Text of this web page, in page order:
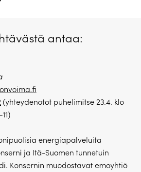
antaa:
(yhteydenotot puhelimitse 23.4. klo
energiapalveluita
ja Itä-Suomen tunnetuin
Konsernin muodostavat emoyhtiö